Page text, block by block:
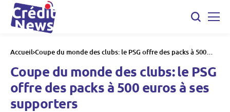
Accueil Coupe du monde des clubs: le PSG offre des packs à 500
euros à ses supporters
Coupe du monde des clubs: le PSG
offre des packs à 500 euros à ses
supporters